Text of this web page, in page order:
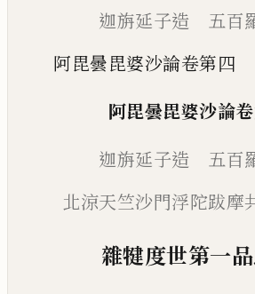
迦旃延子造 五百
阿毘曇毘婆沙論卷第四
阿毘曇毘婆沙論
迦旃延子造 五百
北涼天竺沙門浮陀跋摩
雜犍度世第一